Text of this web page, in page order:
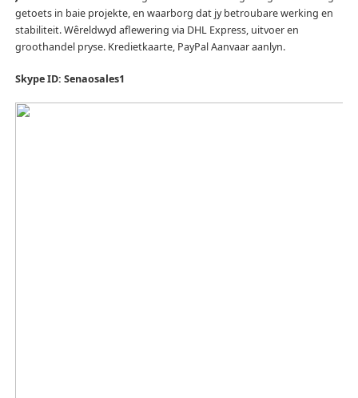
getoets in baie projekte, en waarborg dat jy betroubare werking en
stabiliteit.Wêreldwyd aflewering via DHL Express, uitvoer en
groothandel pryse. Kredietkaarte, PayPal Aanvaar aanlyn.
Skype ID: Senaosales1